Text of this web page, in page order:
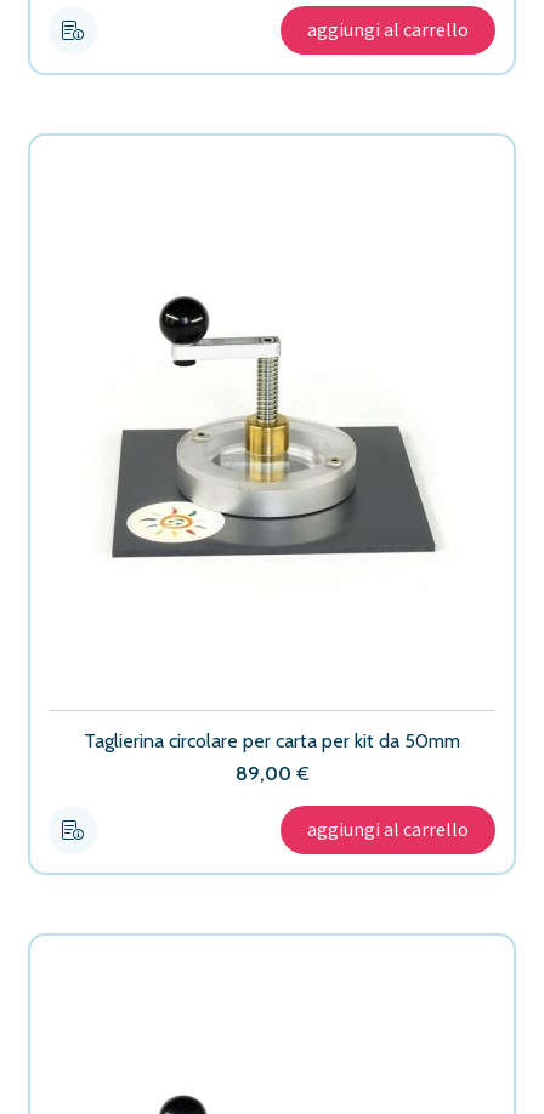
aggiungi al carrello
Taglierina circolare per carta per kit da 50mm
89,00 €
aggiungi al carrello